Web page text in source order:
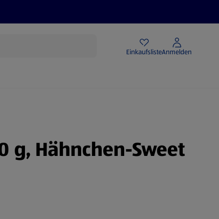
EinkaufslisteAnmelden
g, Hähnchen-Sweet